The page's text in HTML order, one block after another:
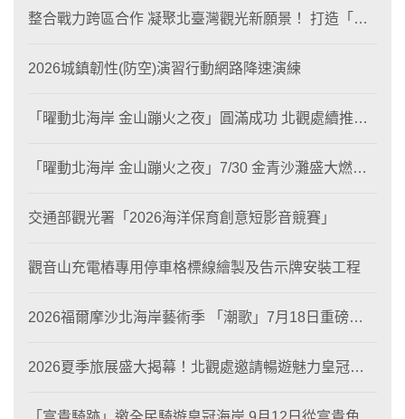
整合戰力跨區合作 凝聚北臺灣觀光新願景！ 打造「生
2026城鎮韌性(防空)演習行動網路降速演練
「曜動北海岸 金山蹦火之夜」圓滿成功 北觀處續推照
「曜動北海岸 金山蹦火之夜」7/30 金青沙灘盛大燃
交通部觀光署「2026海洋保育創意短影音競賽」
觀音山充電樁專用停車格標線繪製及告示牌安裝工程
2026福爾摩沙北海岸藝術季 「潮歌」7月18日重磅登
2026夏季旅展盛大揭幕！北觀處邀請暢遊魅力皇冠海